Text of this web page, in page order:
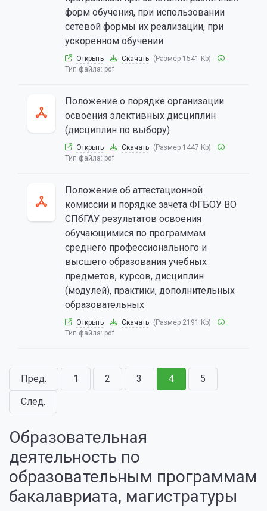
форм обучения, при использовании
сетевой формы их реализации, при
ускоренном обучении
Открыть Скачать (Размер 1541 Kb)
Тип файла: pdf
Положение о порядке организации
освоения элективных дисциплин
(дисциплин по выбору)
Открыть Скачать (Размер 1447 Kb)
Тип файла: pdf
Положение об аттестационной
комиссии и порядке зачета ФГБОУ ВО
СПбГАУ результатов освоения
обучающимися по программам
среднего профессионального и
высшего образования учебных
предметов, курсов, дисциплин
(модулей), практики, дополнительных
образовательных
Открыть Скачать (Размер 2191 Kb)
Тип файла: pdf
Пред. 1 2 3 4
5
След.
Образовательная
деятельность по
образовательным программам
бакалавриата, магистратуры